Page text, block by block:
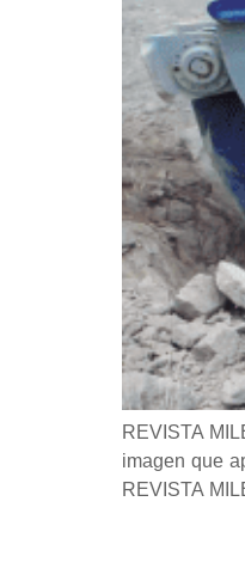
REVISTA
imagen que
REVISTA